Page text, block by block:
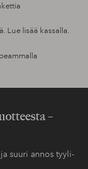
Lue lisää kassalla.
–
suuri annos tyyli-